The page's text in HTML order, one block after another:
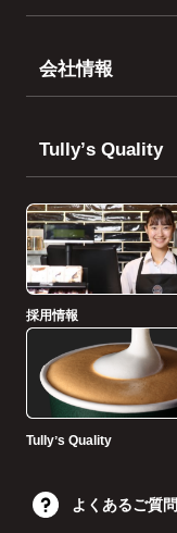
会社情報
Tullyʼs Quality
採用情報
Tullyʼs Quality
よくあるご質問